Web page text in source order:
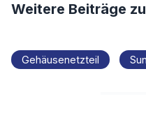
Weitere Beiträge
Gehäusenetzteil